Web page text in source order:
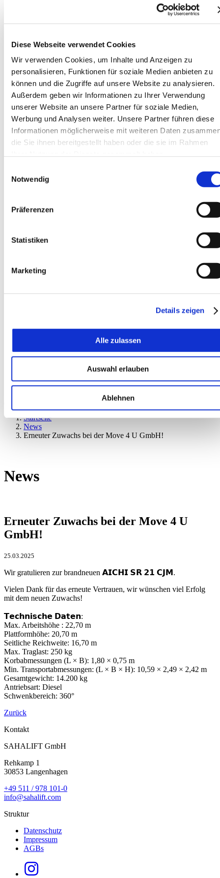
Diese Webseite verwendet Cookies
Wir verwenden Cookies, um Inhalte und Anzeigen zu
personalisieren, Funktionen für soziale Medien anbieten zu
können und die Zugriffe auf unsere Website zu analysieren.
Außerdem geben wir Informationen zu Ihrer Verwendung
unserer Website an unsere Partner für soziale Medien,
Werbung und Analysen weiter. Unsere Partner führen diese
Informationen möglicherweise mit weiteren Daten
die Sie ihnen bereitgestellt haben oder die sie im Rahmen
Notwendig
Präferenzen
Statistiken
Marketing
Details zeigen
Alle zulassen
Auswahl erlauben
Ablehnen
Service
News
Veranstaltungen
Unsere Kunden
Fotos & Videos
Kontakt / Anfahrt
Team Zentrale
Team NL Süd
Standorte
Kontaktformular
Das Unternehmen
Unsere Hersteller
Startseite
News
Erneuter Zuwachs bei der Move 4 U GmbH!
News
Erneuter Zuwachs bei der Move 4 U
GmbH!
25.03.2025
Wir gratulieren zur brandneuen 𝗔𝗜𝗖𝗛𝗜 𝗦𝗥 𝟮𝟭 𝗖𝗝𝗠.
Vielen Dank für das erneute Vertrauen, wir wünschen viel Erfolg
mit dem neuen Zuwachs!
𝗧𝗲𝗰𝗵𝗻𝗶𝘀𝗰𝗵𝗲 𝗗𝗮𝘁𝗲𝗻:
Max. Arbeitshöhe : 22,70 m
Plattformhöhe: 20,70 m
Seitliche Reichweite: 16,70 m
Max. Traglast: 250 kg
Korbabmessungen (L × B): 1,80 × 0,75 m
Min. Transportabmessungen: (L × B × H): 10,59 × 2,49 × 2,42 m
Gesamtgewicht: 14.200 kg
Antriebsart: Diesel
Schwenkbereich: 360°
Zurück
Kontakt
SAHALIFT GmbH
Rehkamp 1
30853 Langenhagen
+49 511 / 978 101-0
info@sahalift.com
Struktur
Datenschutz
Impressum
AGBs